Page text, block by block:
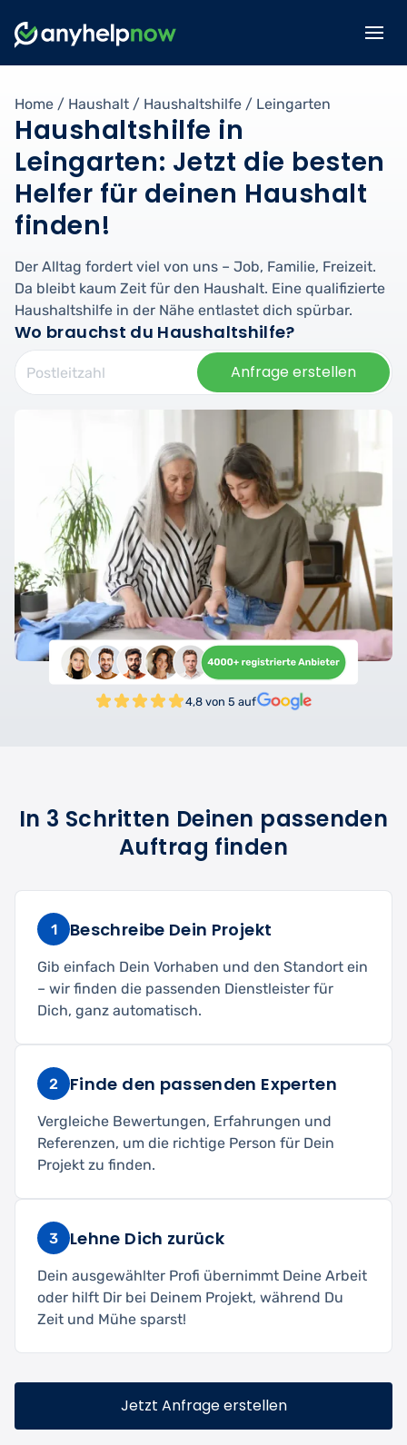
Home / Haushalt / Haushaltshilfe / Leingarten
Haushaltshilfe in
Leingarten: Jetzt die besten
Helfer für deinen Haushalt
finden!
Der Alltag fordert viel von uns – Job, Familie, Freizeit.
Da bleibt kaum Zeit für den Haushalt. Eine qualifizierte
Haushaltshilfe in der Nähe entlastet dich spürbar.
Wo brauchst du Haushaltshilfe?
Anfrage erstellen
4,8 von 5 auf
In 3 Schritten Deinen passenden
Auftrag finden
1 Beschreibe Dein Projekt
Gib einfach Dein Vorhaben und den Standort ein
– wir finden die passenden Dienstleister für
Dich, ganz automatisch.
2 Finde den passenden Experten
Vergleiche Bewertungen, Erfahrungen und
Referenzen, um die richtige Person für Dein
Projekt zu finden.
3 Lehne Dich zurück
Dein ausgewählter Profi übernimmt Deine Arbeit
oder hilft Dir bei Deinem Projekt, während Du
Zeit und Mühe sparst!
Jetzt Anfrage erstellen